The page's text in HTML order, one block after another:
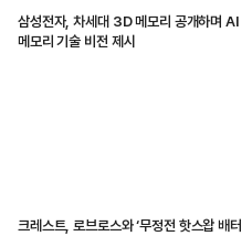
삼성전자, 차세대 3D 메모리 공개하며 AI
메모리 기술 비전 제시
크레스트, 로브로스와 ‘무정전 핫스왑 배터